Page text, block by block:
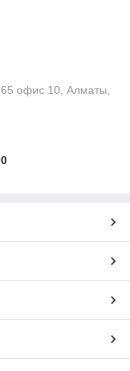
офис 10, Алматы,